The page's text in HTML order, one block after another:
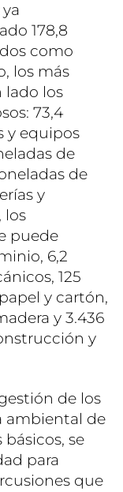
178,8
como
los más
lado los
73,4
y equipos
de
de
y
los
puede
6,2
125
y cartón,
y 3.436
y
de los
ambiental de
se
para
que